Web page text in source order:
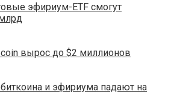
эфириум-ETF смогут
вырос до $2 миллионов
и эфириума падают на